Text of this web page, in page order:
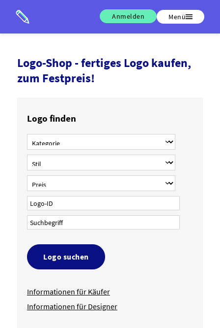
Anmelden Menü
Logo-Shop - fertiges Logo kaufen,
zum Festpreis!
Logo finden
Logo suchen
Informationen für Käufer
Informationen für Designer